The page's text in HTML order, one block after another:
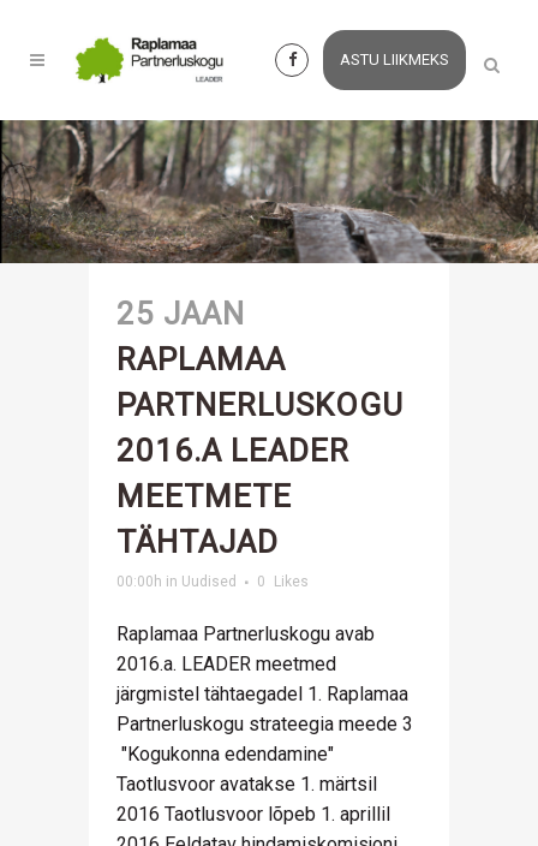
ASTU LIIKMEKS
25 JAAN
RAPLAMAA
PARTNERLUSKOGU
2016.A LEADER
MEETMETE
TÄHTAJAD
00:00h in Uudised 0 Likes
Raplamaa Partnerluskogu avab
2016.a. LEADER meetmed
järgmistel tähtaegadel 1. Raplamaa
Partnerluskogu strateegia meede 3
"Kogukonna edendamine"
Taotlusvoor avatakse 1. märtsil
2016 Taotlusvoor lõpeb 1. aprillil